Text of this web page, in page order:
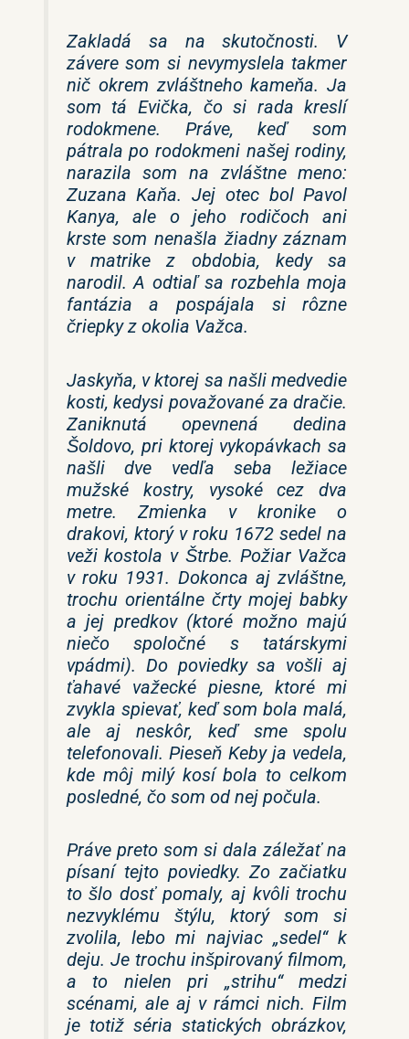
Zakladá sa na skutočnosti. V
závere som si nevymyslela takmer
nič okrem zvláštneho kameňa. Ja
som tá Evička, čo si rada kreslí
rodokmene. Práve, keď som
pátrala po rodokmeni našej rodiny,
narazila som na zvláštne meno:
Zuzana Kaňa. Jej otec bol Pavol
Kanya, ale o jeho rodičoch ani
krste som nenašla žiadny záznam
v matrike z obdobia, kedy sa
narodil. A odtiaľ sa rozbehla moja
fantázia a pospájala si rôzne
čriepky z okolia Važca.
Jaskyňa, v ktorej sa našli medvedie
kosti, kedysi považované za dračie.
Zaniknutá opevnená dedina
Šoldovo, pri ktorej vykopávkach sa
našli dve vedľa seba ležiace
mužské kostry, vysoké cez dva
metre. Zmienka v kronike o
drakovi, ktorý v roku 1672 sedel na
veži kostola v Štrbe. Požiar Važca
v roku 1931. Dokonca aj zvláštne,
trochu orientálne črty mojej babky
a jej predkov (ktoré možno majú
niečo spoločné s tatárskymi
vpádmi). Do poviedky sa vošli aj
ťahavé važecké piesne, ktoré mi
zvykla spievať, keď som bola malá,
ale aj neskôr, keď sme spolu
telefonovali. Pieseň Keby ja vedela,
kde môj milý kosíbola to celkom
posledné, čo som od nej počula.
Práve preto som si dala záležať na
písaní tejto poviedky. Zo začiatku
to šlo dosť pomaly, aj kvôli trochu
nezvyklému štýlu, ktorý som si
zvolila, lebo mi najviac „sedel“ k
deju. Je trochu inšpirovaný filmom,
a to nielen pri „strihu“ medzi
scénami, ale aj v rámci nich. Film
je totiž séria statických obrázkov,